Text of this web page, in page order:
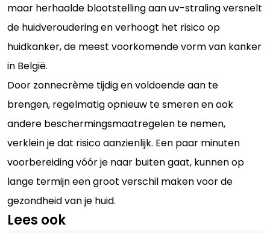
maar herhaalde blootstelling aan uv-straling versnelt
de huidveroudering en verhoogt het risico op
huidkanker, de meest voorkomende vorm van kanker
in België.
Door zonnecrème tijdig en voldoende aan te
brengen, regelmatig opnieuw te smeren en ook
andere beschermingsmaatregelen te nemen,
verklein je dat risico aanzienlijk. Een paar minuten
voorbereiding vóór je naar buiten gaat, kunnen op
lange termijn een groot verschil maken voor de
gezondheid van je huid.
Lees ook